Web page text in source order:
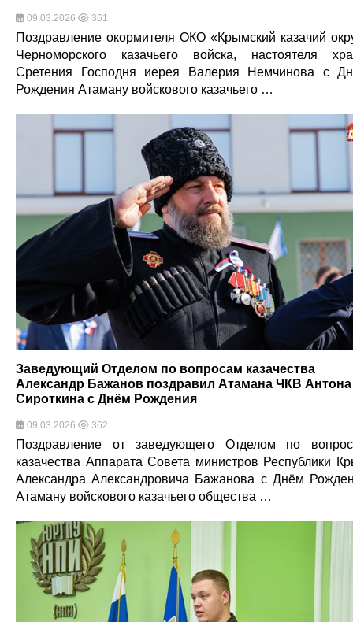
09.03.2026 361
Поздравление окормителя ОКО «Крымский казачий
Черноморского казачьего войска, настоятеля
Сретения Господня иерея Валерия Немчинова с
Рождения Атаману войскового казачьего …
Заведующий Отделом по вопросам казачества
Александр Бажанов поздравил Атамана ЧКВ Антона
Сироткина с Днём Рождения
09.03.2026 362
Поздравление от заведующего Отделом по
казачества Аппарата Совета министров Республики
Александра Александровича Бажанова с Днём
Атаману войскового казачьего общества …